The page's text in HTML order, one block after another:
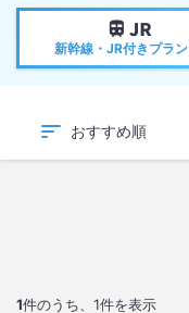
新幹線・JR付きプラン
おすすめ順
1件のうち、 1件を表示